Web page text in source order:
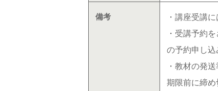
備考
・講座受講
・受講予約
の予約申し込
・教材の発
期限前に締め